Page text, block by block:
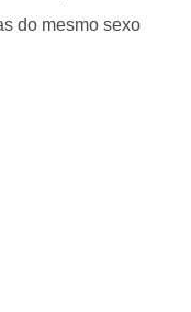
do mesmo sexo